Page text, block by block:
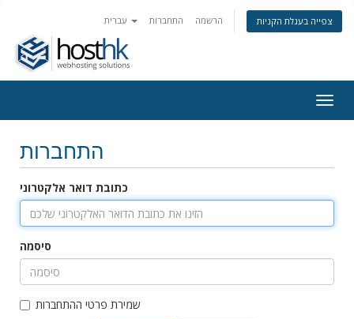
התחברות הרשמה צפייה בעגלת הקניות
התחברות
כתובת דואר אלקטרוני
סיסמה
שמירת פרטי ההתחברות